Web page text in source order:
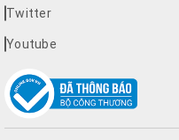
Twitter
Youtube